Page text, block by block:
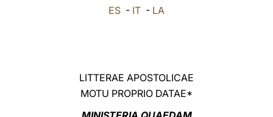
ES - IT - LA
LITTERAE APOSTOLICAE
MOTU PROPRIO DATAE*